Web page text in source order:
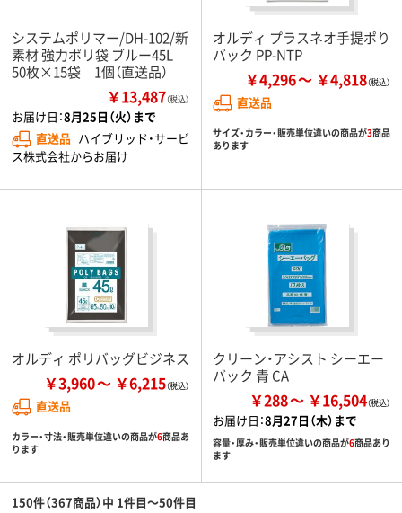
システムポリマー/DH-102/新
素材 強力ポリ袋 ブルー45L
50枚×15袋 1個（直送品）
￥13,487（税込）
お届け日：8月25日（火）まで
直送品 ハイブリッド・サービ
ス株式会社からお届け
オルディ プラスネオ手提ポり
バック PP-NTP
￥4,296 ￥4,818
直送品
サイズ・カラー・販売単位違いの商品が3商品
あります
オルディ ポリバッグビジネス
￥3,960 ￥6,215
直送品
カラー・寸法・販売単位違いの商品が6商品あ
ります
クリーン・アシスト シーエー
バック 青 CA
￥288 ￥16,504
お届け日：8月27日（木）まで
容量・厚み・販売単位違いの商品が6商品あり
ます
150件（367商品）中 1件目～50件目